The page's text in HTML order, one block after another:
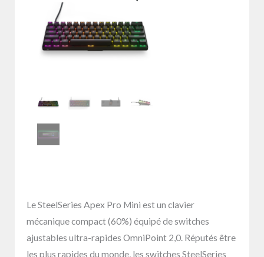
Le SteelSeries Apex Pro Mini est un clavier
mécanique compact (60%) équipé de switches
ajustables ultra-rapides OmniPoint 2,0. Réputés être
les plus rapides du monde, les switches SteelSeries